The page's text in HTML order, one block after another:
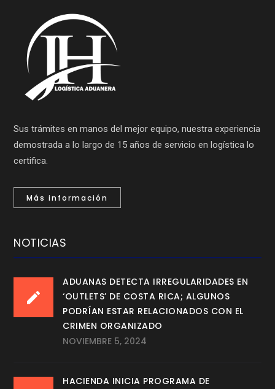
Sus trámites en manos del mejor equipo, nuestra experiencia
demostrada a lo largo de 15 años de servicio en logística lo
certifica.
Más información
NOTICIAS
ADUANAS DETECTA IRREGULARIDADES EN
‘OUTLETS’ DE COSTA RICA; ALGUNOS
PODRÍAN ESTAR RELACIONADOS CON EL
CRIMEN ORGANIZADO
NOVIEMBRE 5, 2024
HACIENDA INICIA PROGRAMA DE